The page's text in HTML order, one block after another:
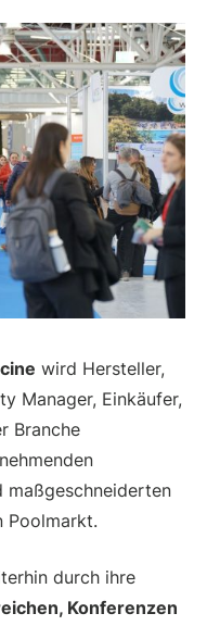
wird Hersteller,
Manager, Einkäufer,
Branche
maßgeschneiderten
Poolmarkt.
durch ihre
Konferenzen